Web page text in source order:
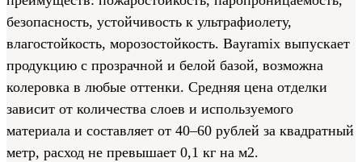
безопасность, устойчивость к ультрафиолету,
влагостойкость, морозостойкость. Bayramix выпускает
продукцию с прозрачной и белой базой, возможна
колеровка в любые оттенки. Средняя цена отделки
зависит от количества слоев и используемого
материала и составляет от 40–60 рублей за квадратный
метр, расход не превышает 0,1 кг на м2.